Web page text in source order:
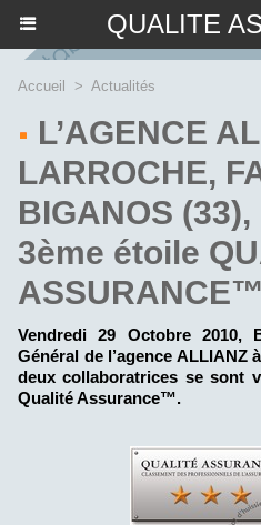
QUALITE
Accueil > Actualités
L’AGENCE
LARROCHE,
BIGANOS
3ème étoile
ASSURANCE™
Vendredi 29 Octobre 2010,
Général de l’agence ALLIANZ
deux collaboratrices se sont
Qualité Assurance™.